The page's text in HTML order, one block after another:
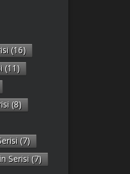
(16)
(11)
(8)
(7)
Serisi (7)